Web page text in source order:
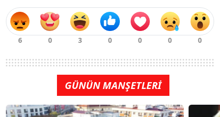
GÜNÜN MANŞETLERİ